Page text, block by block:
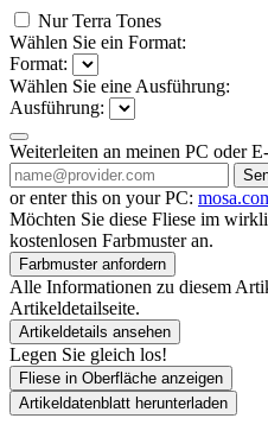
Nur Terra Tones
Wählen Sie ein Format:
Format:
Wählen Sie eine Ausführung:
Ausführung:
Weiterleiten an meinen PC oder
or enter this on your PC:
Möchten Sie diese Fliese im
kostenlosen Farbmuster an.
Farbmuster anfordern
Alle Informationen zu diesem
Artikeldetailseite.
Artikeldetails ansehen
Legen Sie gleich los!
Fliese in Oberfläche anzeigen
Artikeldatenblatt herunterladen